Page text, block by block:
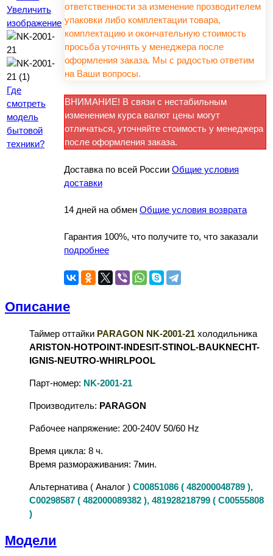
Увеличить
изображение
Где
смотреть
модель
бытовой
техники?
ответственности за изменение прозводителем
упаковки либо комплектации товара,
комплектацию и окончательную стоимость
просьба уточнять у менеджера после
оформления заказа. Мы с радостью ответим
на Ваши вопросы.
ВНИМАНИЕ! В связи с нестабильным
изменением курса валют цены могут
отличаться, уточняйте стоимость у менеджера
после оформления заказа.
Доставка по всей России Общие условия
доставки
14 дней на обмен Общие условия возврата
Гарантия 100%, что получите то, что заказали
подробнее
Описание
Таймер оттайки PARAGON NK-2001-21 холодильника
ARISTON-HOTPOINT-INDESIT-STINOL-BAUKNECHT-
IGNIS-NEUTRO-WHIRLPOOL
Парт-номер: NK-2001-21
Производитель: PARAGON
Рабочее напряжение: 200-240V 50/60 Hz
Время цикла: 8 ч.
Время размораживания: 7мин.
Альтернатива ( Аналог ) C00851086 ( 482000048789 ),
C00298587 ( 482000089382 ), 481928218799 ( C00555808
)
Модели